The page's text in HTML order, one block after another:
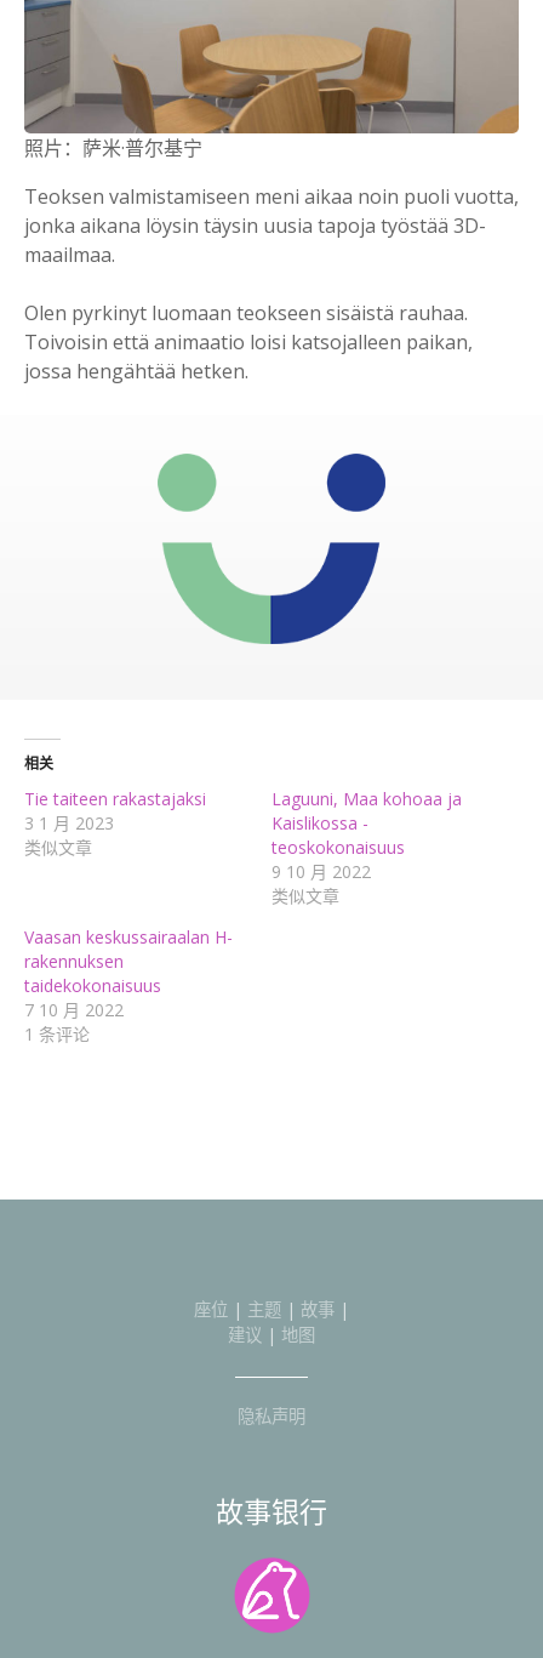
照片：萨米·普尔基宁
Teoksen valmistamiseen meni aikaa noin puoli vuotta,
jonka aikana löysin täysin uusia tapoja työstää 3D-
maailmaa.
Olen pyrkinyt luomaan teokseen sisäistä rauhaa.
Toivoisin että animaatio loisi katsojalleen paikan,
jossa hengähtää hetken.
相关
Tie taiteen rakastajaksi
3 1 月 2023
类似文章
Laguuni, Maa kohoaa ja
Kaislikossa -
teoskokonaisuus
9 10 月 2022
类似文章
Vaasan keskussairaalan H-
rakennuksen
taidekokonaisuus
7 10 月 2022
1 条评论
座位 | 主题 | 故事 |
建议 | 地图
隐私声明
故事银行